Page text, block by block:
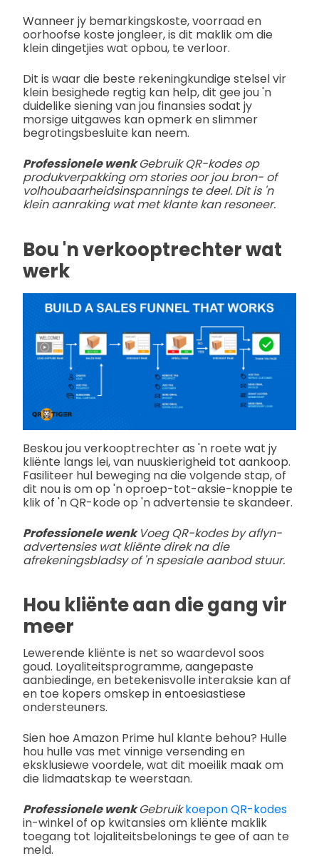
Wanneer jy bemarkingskoste, voorraad en
oorhoofse koste jongleer, is dit maklik om die
klein dingetjies wat opbou, te verloor.
Dit is waar die beste rekeningkundige stelsel vir
klein besighede regtig kan help, dit gee jou 'n
duidelike siening van jou finansies sodat jy
morsige uitgawes kan opmerk en slimmer
begrotingsbesluite kan neem.
Professionele wenkGebruik QR-kodes op
produkverpakking om stories oor jou bron- of
volhoubaarheidsinspannings te deel. Dit is 'n
klein aanraking wat met klante kan resoneer.
Bou 'n verkooptrechter wat
werk
Beskou jou verkooptrechter as 'n roete wat jy
kliënte langs lei, van nuuskierigheid tot aankoop.
Fasiliteer hul beweging na die volgende stap, of
dit nou is om op 'n oproep-tot-aksie-knoppie te
klik of 'n QR-kode op 'n advertensie te skandeer.
Professionele wenkVoeg QR-kodes by aflyn-
advertensies wat kliënte direk na die
afrekeningsbladsy of 'n spesiale aanbod stuur.
Hou kliënte aan die gang vir
meer
Lewerende kliënte is net so waardevol soos
goud. Loyaliteitsprogramme, aangepaste
aanbiedinge, en betekenisvolle interaksie kan af
en toe kopers omskep in entoesiastiese
ondersteuners.
Sien hoe Amazon Prime hul klante behou? Hulle
hou hulle vas met vinnige versending en
eksklusiewe voordele, wat dit moeilik maak om
die lidmaatskap te weerstaan.
Professionele wenkGebruikkoepon QR-kodes
in-winkel of op kwitansies om kliënte maklik
toegang tot lojaliteitsbelonings te gee of aan te
meld.